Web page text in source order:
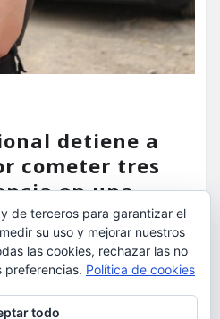
detiene a
cometer tres
en una
7, 2026
de terceros para garantizar el
su uso y mejorar nuestros
las cookies, rechazar las no
preferencias. Política de cookies
todo